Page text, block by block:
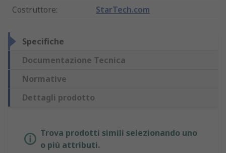
Costruttore: StarTech.com
Specifiche
Documentazione Tecnica
Normative
Dettagli prodotto
Trova prodotti simili selezionando uno
o più attributi.